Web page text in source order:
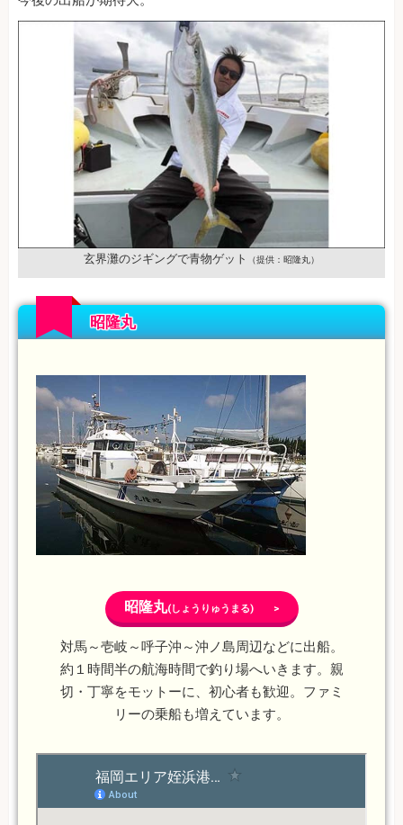
玄界灘のジギングで青物ゲット （提供：昭隆丸）
昭隆丸
昭隆丸(しょうりゅうまる) >
対馬～壱岐～呼子沖～沖ノ島周辺などに出船。
約１時間半の航海時間で釣り場へいきます。親
切・丁寧をモットーに、初心者も歓迎。ファミ
リーの乗船も増えています。